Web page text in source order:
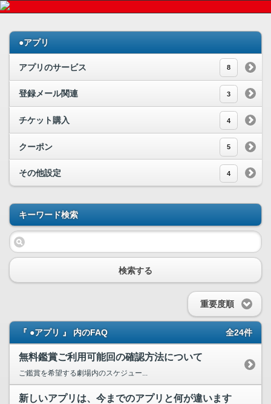
●アプリ
アプリのサービス 8
登録メール関連 3
チケット購入 4
クーポン 5
その他設定 4
キーワード検索
検索する
重要度順
『 ●アプリ 』 内のFAQ 全24件
無料鑑賞ご利用可能回の確認方法について
ご鑑賞を希望する劇場内のスケジュー...
新しいアプリは、今までのアプリと何が違います